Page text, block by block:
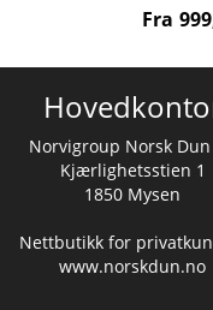
Fra
Norvigroup Norsk Dun
Kjærlighetsstien 1
1850 Mysen
Nettbutikk for
www.norskdun.no